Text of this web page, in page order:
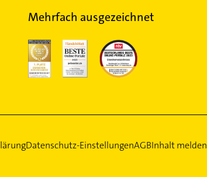
Mehrfach ausgezeichnet
Datenschutz-EinstellungenAGBInhalt melden